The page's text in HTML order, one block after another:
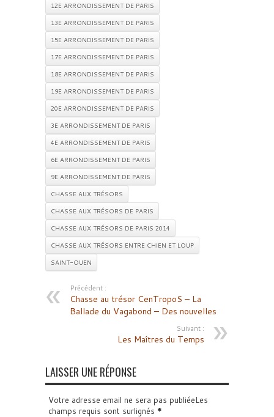
12E ARRONDISSEMENT DE PARIS
13E ARRONDISSEMENT DE PARIS
15E ARRONDISSEMENT DE PARIS
17E ARRONDISSEMENT DE PARIS
18E ARRONDISSEMENT DE PARIS
19E ARRONDISSEMENT DE PARIS
20E ARRONDISSEMENT DE PARIS
3E ARRONDISSEMENT DE PARIS
4E ARRONDISSEMENT DE PARIS
6E ARRONDISSEMENT DE PARIS
9E ARRONDISSEMENT DE PARIS
CHASSE AUX TRÉSORS
CHASSE AUX TRÉSORS DE PARIS
CHASSE AUX TRÉSORS DE PARIS 2014
CHASSE AUX TRÉSORS ENTRE CHIEN ET LOUP
SAINT-OUEN
Précédent :
Chasse au trésor CenTropoS – La
Ballade du Vagabond – Des nouvelles
Suivant :
Les Maîtres du Temps
LAISSER UNE RÉPONSE
Votre adresse email ne sera pas publiéeLes
champs requis sont surlignés *